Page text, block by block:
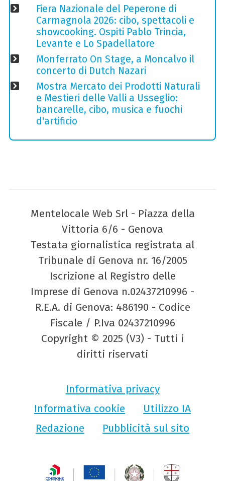
Fiera Nazionale del Peperone di
Carmagnola 2026: cibo, spettacoli e
showcooking. Ospiti Pablo Trincia,
Levante e Lo Spadellatore
Monferrato On Stage, a Moncalvo il
concerto di Dutch Nazari
Mostra Mercato dei Prodotti Naturali
e Mestieri delle Valli a Usseglio:
bancarelle, cibo, musica e fuochi
d'artificio
Mentelocale Web Srl - Piazza della
Vittoria 6/6 - Genova
Testata giornalistica registrata al
Tribunale di Genova nr. 16/2005
Iscrizione al Registro delle
Imprese di Genova n.02437210996 -
R.E.A. di Genova: 486190 - Codice
Fiscale / P.Iva 02437210996
Copyright © 2025 (V3) - Tutti i
diritti riservati
Informativa privacy
Informativa cookie
Utilizzo IA
Redazione
Pubblicità sul sito